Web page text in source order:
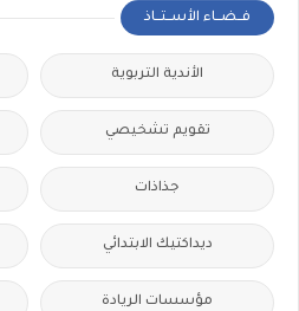
فــضــاء الأســتــاذ
الأندية التربوية
تقويم تشخيصي
جذاذات
ديداكتيك الابتدائي
مؤسسات الريادة